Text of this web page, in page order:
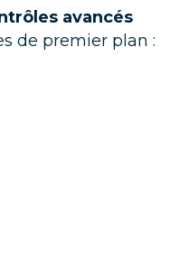
avancés
de premier plan :